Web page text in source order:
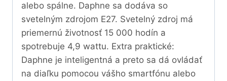
alebo spálne. Daphne sa dodáva so
svetelným zdrojom E27. Svetelný zdroj má
priemernú životnosť 15 000 hodín a
spotrebuje 4,9 wattu. Extra praktické:
Daphne je inteligentná a preto sa dá ovládať
na diaľku pomocou vášho smartfónu alebo